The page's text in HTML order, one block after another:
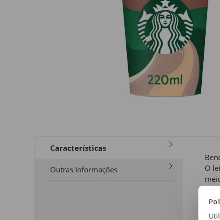
Características
Outras Informações
O
do